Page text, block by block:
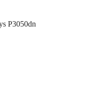
P3050dn